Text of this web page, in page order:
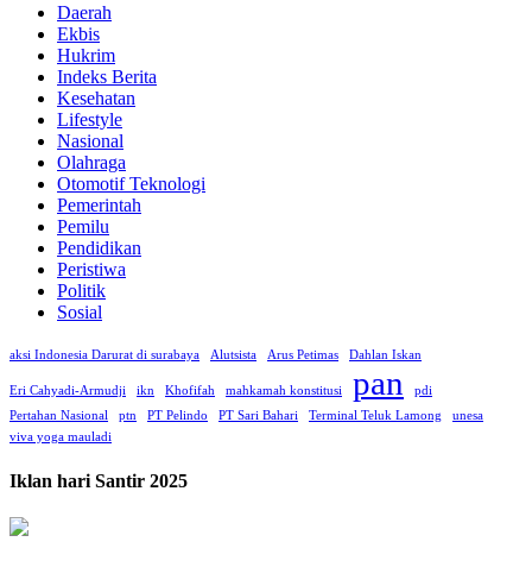
Daerah
Ekbis
Hukrim
Indeks Berita
Kesehatan
Lifestyle
Nasional
Olahraga
Otomotif Teknologi
Pemerintah
Pemilu
Pendidikan
Peristiwa
Politik
Sosial
aksi Indonesia Darurat di surabaya Alutsista Arus Petimas Dahlan Iskan
Eri Cahyadi-Armudji ikn Khofifah mahkamah konstitusi pan
pdi
Pertahan Nasional
ptn PT Pelindo PT Sari Bahari Terminal Teluk Lamong
unesa
viva yoga mauladi
Iklan hari Santir 2025